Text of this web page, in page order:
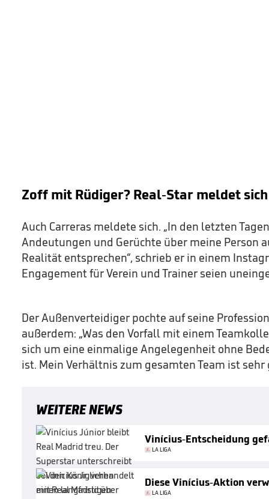
Zoff mit Rüdiger? Real-Star meldet
Auch Carreras meldete sich. „In den letzten
Andeutungen und Gerüchte über meine Person
Realität entsprechen“, schrieb er in einem
Engagement für Verein und Trainer seien
Der Außenverteidiger pochte auf seine
außerdem: „Was den Vorfall mit einem
sich um eine einmalige Angelegenheit ohne
ist. Mein Verhältnis zum gesamten Team ist sehr
WEITERE NEWS
Vinícius-Entscheidung
LA LIGA
Diese Vinícius-Aktion
LA LIGA